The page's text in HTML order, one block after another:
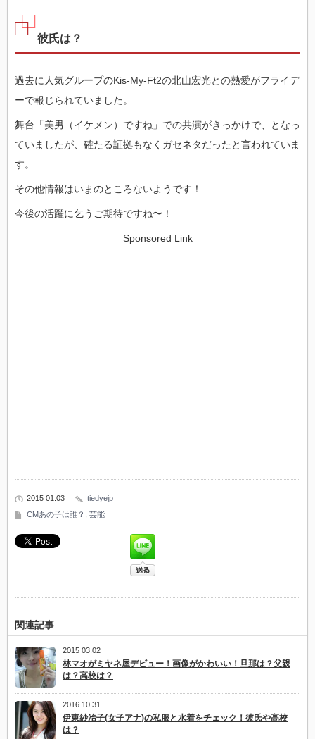
彼氏は？
過去に人気グループのKis-My-Ft2の北山宏光との熱愛がフライデ
ーで報じられていました。
舞台「美男（イケメン）ですね」での共演がきっかけで、となっ
ていましたが、確たる証拠もなくガセネタだったと言われていま
す。
その他情報はいまのところないようです！
今後の活躍に乞うご期待ですね〜！
Sponsored Link
2015 01.03
tiedyejp
CMあの子は誰？
芸能
関連記事
2015 03.02
林マオがミヤネ屋デビュー！画像がかわいい！旦那は？父親
は？高校は？
2016 10.31
伊東紗冶子(女子アナ)の私服と水着をチェック！彼氏や高校
は？